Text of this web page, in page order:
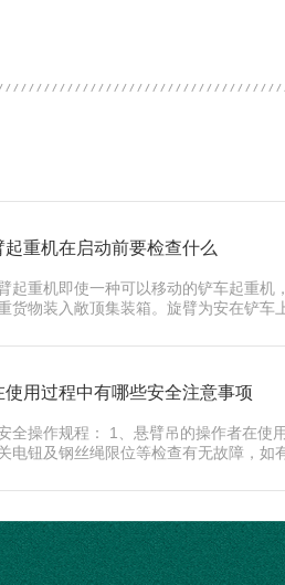
起重机在启动前要检查什么
起重机即使一种可以移动的铲车起重机，
货物装入敞顶集装箱。旋臂为安在铲车
使用过程中有哪些安全注意事项
全操作规程： 1、悬臂吊的操作者在使
电钮及钢丝绳限位等检查有无故障，如